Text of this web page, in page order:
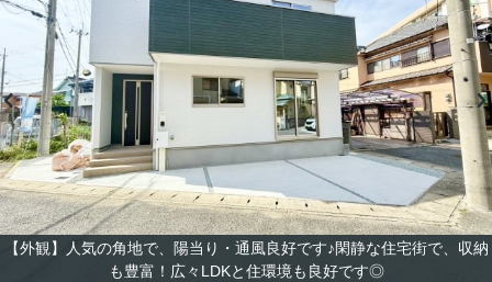
【外観】人気の角地で、陽当り・通風良好です♪閑静な住宅街で、収納
も豊富！広々LDKと住環境も良好です◎